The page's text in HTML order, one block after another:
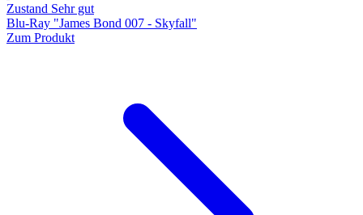
Zustand Sehr gut
Blu-Ray "James Bond 007 - Skyfall"
Zum Produkt